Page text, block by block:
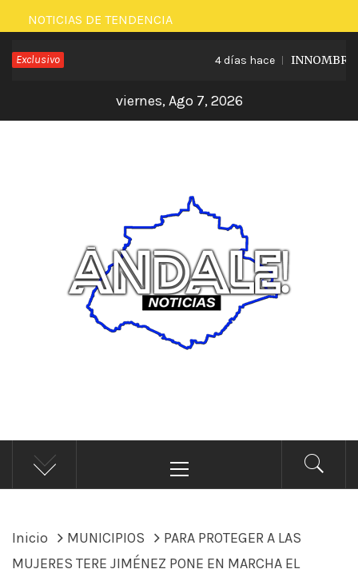
Saltar
al
contenido
NOTICIAS DE TENDENCIA
Exclusivo 4 días hace
viernes, Ago 7, 2026
ÁNDALE NOTICIAS
Noticias
principal
Inicio MUNICIPIOS
PARA PROTEGER A LAS
MUJERES TERE JIMÉNEZ PONE EN MARCHA EL